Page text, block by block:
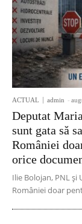
ACTUAL admin -
Deputat
sunt gata să
României
orice
Ilie Bolojan, PNL și
României doar